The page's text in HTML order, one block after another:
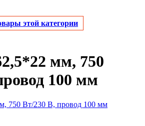
этой категории
мм, 750
100 мм